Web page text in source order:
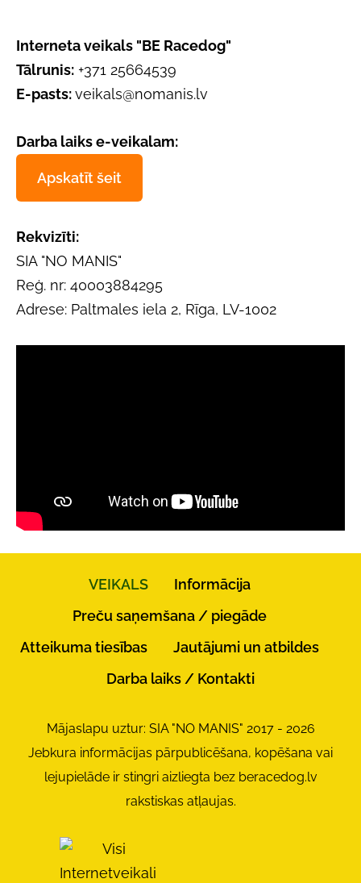
Interneta veikals "BE Racedog"
Tālrunis: +371 25664539
E-pasts:veikals@nomanis.lv
Darba laiks e-veikalam:
Apskatīt šeit
Rekvizīti:
SIA "NO MANIS"
Reģ. nr: 40003884295
Adrese: Paltmales iela 2, Rīga, LV-1002
VEIKALS
Informācija
Preču saņemšana / piegāde
Atteikuma tiesības
Jautājumi un atbildes
Darba laiks / Kontakti
Mājaslapu uztur: SIA "NO MANIS" 2017 - 2026
Jebkura informācijas pārpublicēšana, kopēšana vai
lejupielāde ir stingri aizliegta bez beracedog.lv
rakstiskas atļaujas.